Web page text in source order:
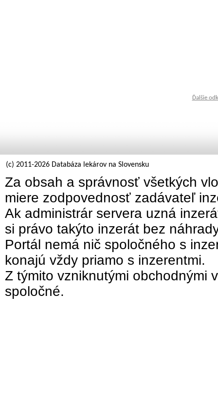
Ďalšie
(c) 2011-2026 Databáza lekárov na Slovensku
Za obsah a správnosť všetkých
miere zodpovednosť zadávateľ
Ak administrár servera uzná
si právo takýto inzerát bez
Portál nemá nič spoločného s
konajú vždy priamo s inzerentmi.
Z týmito vzniknutými obchodnými
spoločné.